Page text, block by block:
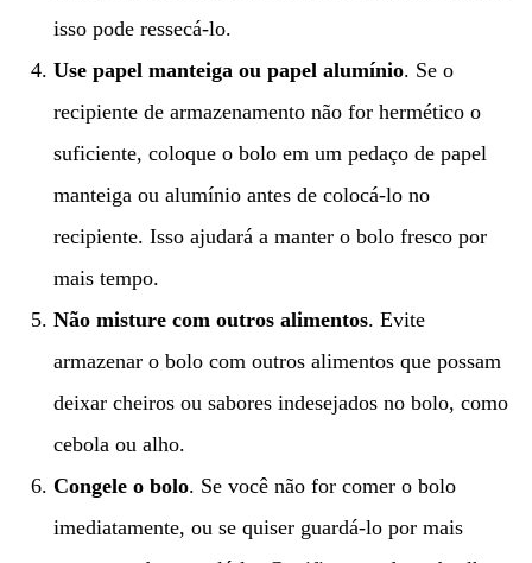
isso pode ressecá-lo.
Use papel manteiga ou papel alumínio. Se o
recipiente de armazenamento não for hermético o
suficiente, coloque o bolo em um pedaço de papel
manteiga ou alumínio antes de colocá-lo no
recipiente. Isso ajudará a manter o bolo fresco por
mais tempo.
Não misture com outros alimentos. Evite
armazenar o bolo com outros alimentos que possam
deixar cheiros ou sabores indesejados no bolo, como
cebola ou alho.
Congele o bolo. Se você não for comer o bolo
imediatamente, ou se quiser guardá-lo por mais